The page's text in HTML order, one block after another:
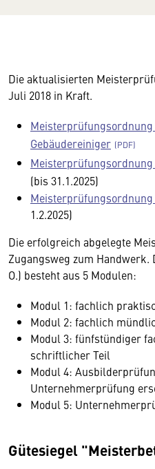
Die aktualisierten
Juli 2018 in Kraft.
Gebäudereiniger
(bis 31.1.2025)
1.2.2025)
Die erfolgreich abgelegte
Zugangsweg zum Handwerk.
O.) besteht aus 5 Modulen:
Modul 1: fachlich
Modul 2: fachlich
Modul 3: fünfstündiger
schriftlicher Teil
Modul 4:
Unternehmerprüfung
Modul 5:
Gütesiegel